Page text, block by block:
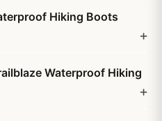
Hiking Boots
Waterproof Hiking